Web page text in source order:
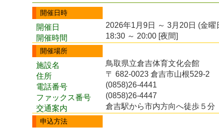
開催日時
開催日
2026年1月9日 ～ 3月20日 (金曜
開催時間
18:30 ～ 20:00 [夜間]
開催場所
施設名
鳥取県立倉吉体育文化会館
住所
〒 682-0023 倉吉市山根529-2
電話番号
(0858)26-4441
ファックス番号
(0858)26-4447
交通案内
倉吉駅から市内方向へ徒歩５分
申込方法